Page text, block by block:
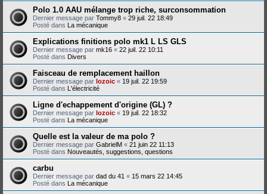
Polo 1.0 AAU mélange trop riche, surconsommation
Dernier message par Tommy8 « 29 juil. 22 18:49
Posté dans La mécanique
Explications finitions polo mk1 L LS GLS
Dernier message par mk16 « 22 juil. 22 10:11
Posté dans Divers
Faisceau de remplacement haillon
Dernier message par lozoic « 19 juil. 22 19:59
Posté dans L'électricité
Ligne d'echappement d'origine (GL) ?
Dernier message par lozoic « 19 juil. 22 18:32
Posté dans La mécanique
Quelle est la valeur de ma polo ?
Dernier message par GabrielM « 21 juin 22 11:13
Posté dans Nouveautés, suggestions, questions
carbu
Dernier message par dad du 41 « 15 mars 22 14:45
Posté dans La mécanique